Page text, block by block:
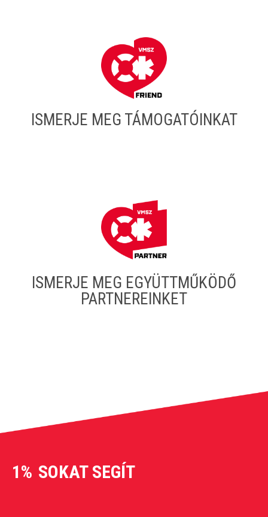
ISMERJE MEG TÁMOGATÓINKAT
ISMERJE MEG EGYÜTTMŰKÖDŐ
PARTNEREINKET
1% SOKAT SEGÍT